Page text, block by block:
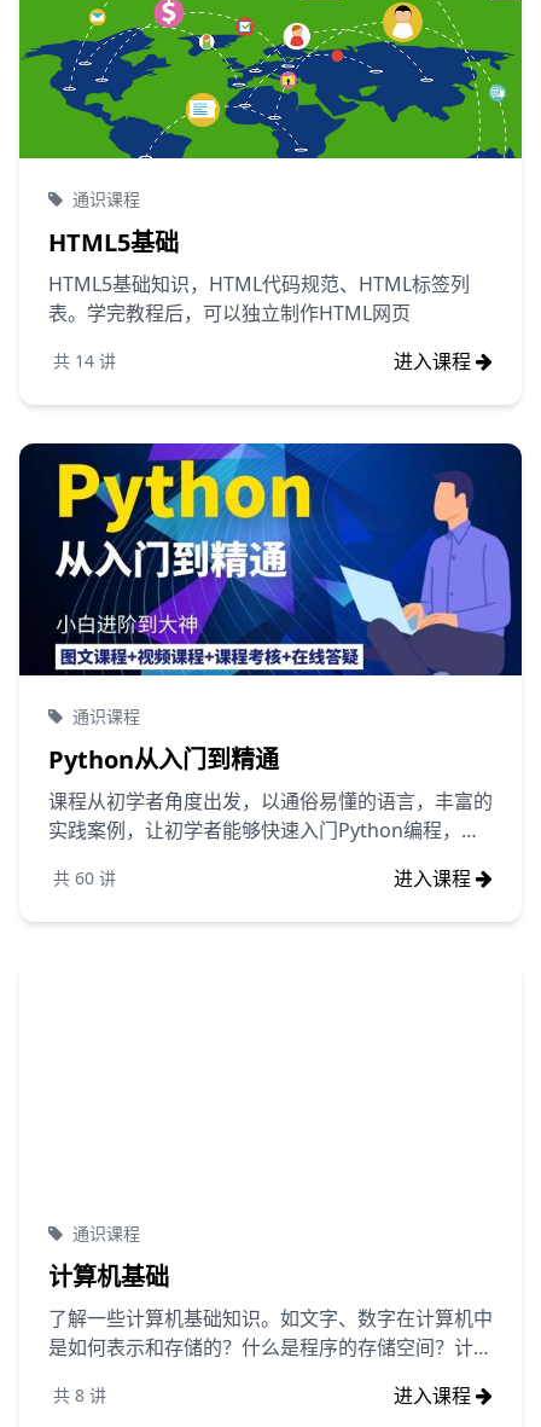
通识课程
HTML5基础
HTML5基础知识，HTML代码规范、HTML标签列
表。学完教程后，可以独立制作HTML网页
共 14 讲 进入课程
通识课程
Python从入门到精通
课程从初学者角度出发，以通俗易懂的语言，丰富的
实践案例，让初学者能够快速入门Python编程，全
共 60 讲 进入课程
通识课程
计算机基础
了解一些计算机基础知识。如文字、数字在计算机中
是如何表示和存储的？什么是程序的存储空间？计算
程序密切相关。
共 8 讲 进入课程